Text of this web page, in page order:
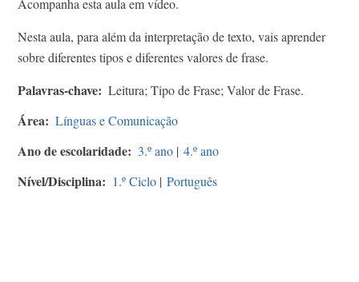
Acompanha esta aula em vídeo.
Nesta aula, para além da interpretação de texto, vais aprender
sobre diferentes tipos e diferentes valores de frase.
Palavras-chave Leitura; Tipo de Frase; Valor de Frase.
Área Línguas e Comunicação
Ano de escolaridade 3.º ano | 4.º ano
Nível/Disciplina 1.º Ciclo | Português